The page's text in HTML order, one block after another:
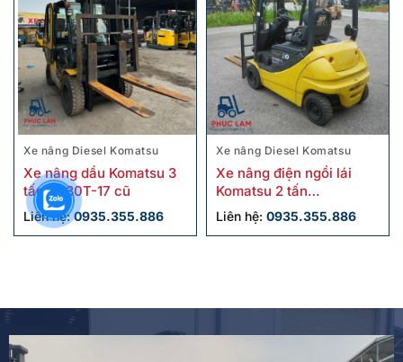
Xe nâng Diesel Komatsu
Xe nâng dầu Komatsu 3
tấn FD30T-17 cũ
Liên hệ:0935.355.886
Xe nâng Diesel Komatsu
Xe nâng điện ngồi lái
Komatsu 2 tấn
FB20AHB-12 cũ
Liên hệ: 0935.355.886